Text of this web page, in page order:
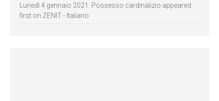
Lunedì 4 gennaio 2021: Possesso cardinalizio appeared
first on ZENIT - Italiano.